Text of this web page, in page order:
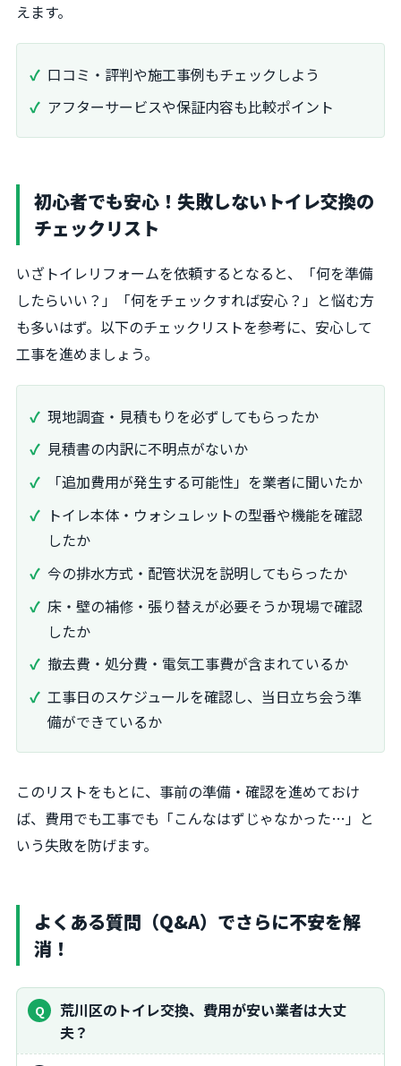
えます。
口コミ・評判や施工事例もチェックしよう
アフターサービスや保証内容も比較ポイント
初心者でも安心！失敗しないトイレ交換の
チェックリスト
いざトイレリフォームを依頼するとなると、「何を準備
したらいい？」「何をチェックすれば安心？」と悩む方
も多いはず。以下のチェックリストを参考に、安心して
工事を進めましょう。
現地調査・見積もりを必ずしてもらったか
見積書の内訳に不明点がないか
「追加費用が発生する可能性」を業者に聞いたか
トイレ本体・ウォシュレットの型番や機能を確認
したか
今の排水方式・配管状況を説明してもらったか
床・壁の補修・張り替えが必要そうか現場で確認
したか
撤去費・処分費・電気工事費が含まれているか
工事日のスケジュールを確認し、当日立ち会う準
備ができているか
このリストをもとに、事前の準備・確認を進めておけ
ば、費用でも工事でも「こんなはずじゃなかった…」と
いう失敗を防げます。
よくある質問（Q&A）でさらに不安を解
消！
荒川区のトイレ交換、費用が安い業者は大丈
夫？